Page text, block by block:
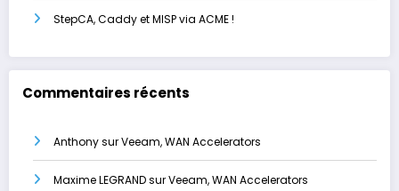
StepCA, Caddy et MISP via ACME !
Commentaires récents
AnthonysurVeeam, WAN Accelerators
Maxime LEGRANDsurVeeam, WAN Accelerators